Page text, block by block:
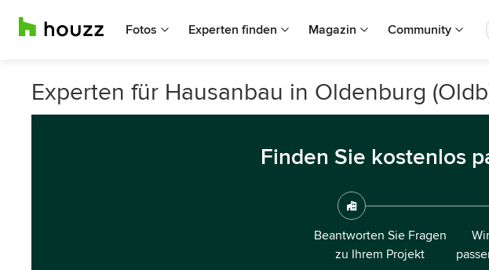
Fotos Experten finden Magazin Community
Experten für Hausanbau in Oldenburg
Finden Sie kostenlos
Beantworten Sie Fragen
zu Ihrem Projekt